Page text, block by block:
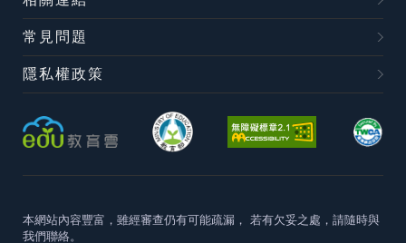
常見問題
隱私權政策
本網站內容豐富，雖經審查仍有可能疏漏， 若有欠妥之處，請隨時與
我們聯絡。